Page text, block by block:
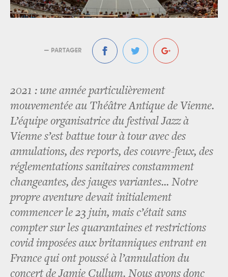
— PARTAGER
2021 : une année particulièrement
mouvementée au Théâtre Antique de Vienne.
L’équipe organisatrice du festival Jazz à
Vienne s’est battue tour à tour avec des
annulations, des reports, des couvre-feux, des
réglementations sanitaires constamment
changeantes, des jauges variantes... Notre
propre aventure devait initialement
commencer le 23 juin, mais c’était sans
compter sur les quarantaines et restrictions
covid imposées aux britanniques entrant en
France qui ont poussé à l’annulation du
concert de Jamie Cullum. Nous avons donc